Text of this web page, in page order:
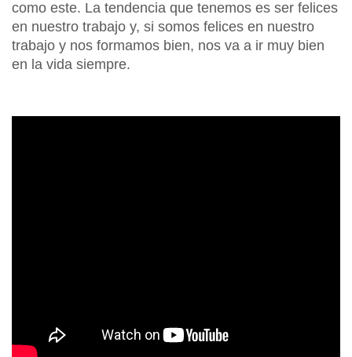
como este. La tendencia que tenemos es ser felices
en nuestro trabajo y, si somos felices en nuestro
trabajo y nos formamos bien, nos va a ir muy bien
en la vida siempre.